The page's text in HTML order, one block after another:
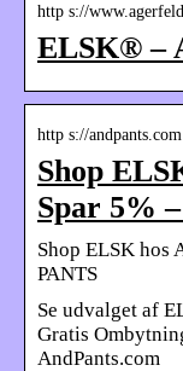
http s://
ELSK® –
http s://
Shop
Spar 5%
Shop ELSK hos
PANTS
Se udvalget af
Gratis
AndPants.com